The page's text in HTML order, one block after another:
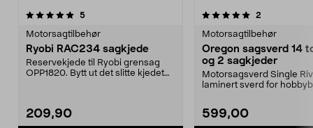
5anmeldelser
Motorsagtilbehør
Ryobi RAC234 sagkjede
Reservekjede til Ryobi grensag
OPP1820. Bytt ut det slitte kjedet
209,90
5.0av 5 stjerner 2
Motorsagtilbehør
Oregon sagsverd 14
og 2 sagkjeder
Motorsagsverd Single
laminert sverd for
599,00
4.0av 5 stjerner